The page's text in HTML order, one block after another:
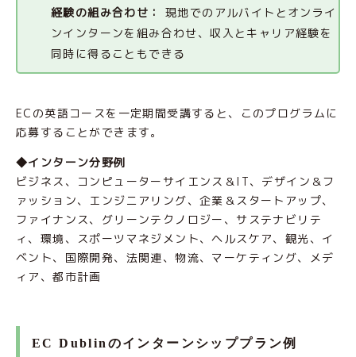
経験の組み合わせ：
現地でのアルバイトとオンライ
ンインターンを組み合わせ、収入とキャリア経験を
同時に得ることもできる
ECの英語コースを一定期間受講すると、このプログラムに
応募することができます。
◆インターン分野例
ビジネス、コンピューターサイエンス＆IT、デザイン＆フ
ァッション、エンジニアリング、企業＆スタートアップ、
ファイナンス、グリーンテクノロジー、サステナビリテ
ィ、環境、スポーツマネジメント、ヘルスケア、観光、イ
ベント、国際開発、法関連、物流、マーケティング、メデ
ィア、都市計画
EC Dublinのインターンシッププラン例